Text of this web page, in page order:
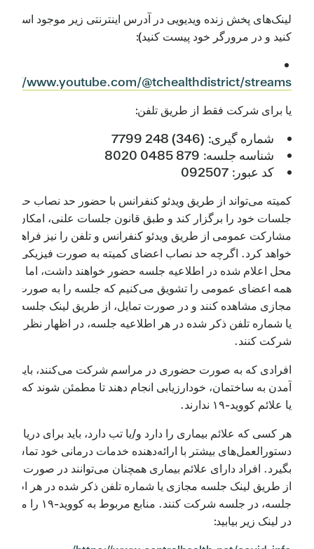
لینک‌های پخش زنده ویدیویی در آدرس اینترنتی زیر موجود است
کنید و در مرورگر خود پیست کنید):
www.youtube.com/@tchealthdistrict/streams
یا برای شرکت فقط از طریق تلفن:
شماره گیری: (346) 248 7799
شناسه جلسه: 879 0485 8020
کد عبور: 092507
کمیته می‌تواند از طریق ویدئو کنفرانس با حضور حد نصاب حاضر،
جلسات خود را برگزار کند و طبق قانون جلسات علنی، امکان
مشارکت عمومی از طریق ویدئو کنفرانس و تلفن را نیز فراهم
خواهد کرد. اگرچه حد نصاب اعضای کمیته به صورت فیزیکی در
محل اعلام شده در اطلاعیه جلسه حضور خواهند داشت، اما ما
همه اعضای عمومی را تشویق می‌کنیم که جلسه را به صورت
مجازی مشاهده کنند و در صورت تمایل، از طریق لینک جلسه
یا شماره تلفن ذکر شده در هر اطلاعیه جلسه، در اظهار نظر
شرکت کنند.
افرادی که به صورت حضوری در مراسم شرکت می‌کنند، باید
آمدن به ساختمان، خودارزیابی انجام دهند تا مطمئن شوند که تب
یا علائم کووید-۱۹ ندارند.
هر کسی که علائم بیماری را دارد و/یا تب دارد، باید برای دریافت
دستورالعمل‌های بیشتر با ارائه‌دهنده خدمات درمانی خود تماس
بگیرد. افراد دارای علائم بیماری همچنان می‌توانند در صورت
از طریق لینک جلسه مجازی یا شماره تلفن ذکر شده در هر
جلسه، در جلسه شرکت کنند. منابع مربوط به
در لینک زیر بیابید: